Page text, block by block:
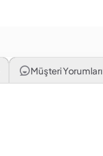
Müşteri Yorumları